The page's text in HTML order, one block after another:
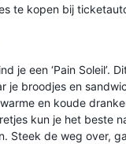
te kopen bij
je een ‘Pain Soleil’.
je broodjes en
en koude
kun je het beste
Steek de weg over,